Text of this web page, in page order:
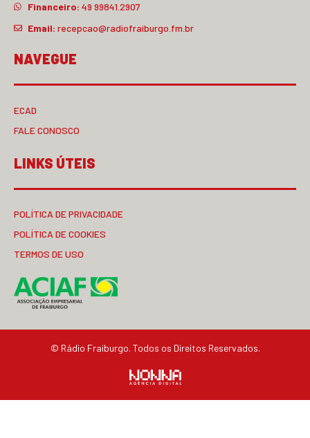
Financeiro: 49 99841.2907
Email: recepcao@radiofraiburgo.fm.br
NAVEGUE
ECAD
FALE CONOSCO
LINKS ÚTEIS
POLÍTICA DE PRIVACIDADE
POLÍTICA DE COOKIES
TERMOS DE USO
© Rádio Fraiburgo. Todos os Direitos Reservados.